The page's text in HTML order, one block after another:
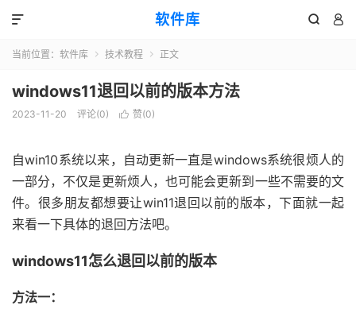
软件库  

当前位置： 软件库  技术教程  正文
windows11退回以前的版本方法
2023-11-20 评论(0)  赞(0)
自win10系统以来，自动更新一直是windows系统很烦人的
一部分，不仅是更新烦人，也可能会更新到一些不需要的文
件。很多朋友都想要让win11退回以前的版本，下面就一起
来看一下具体的退回方法吧。
windows11怎么退回以前的版本
方法一：